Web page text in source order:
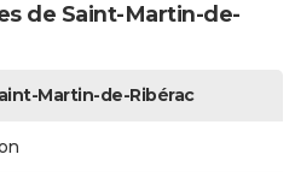
de Saint-Martin-de-
Martin-de-Ribérac